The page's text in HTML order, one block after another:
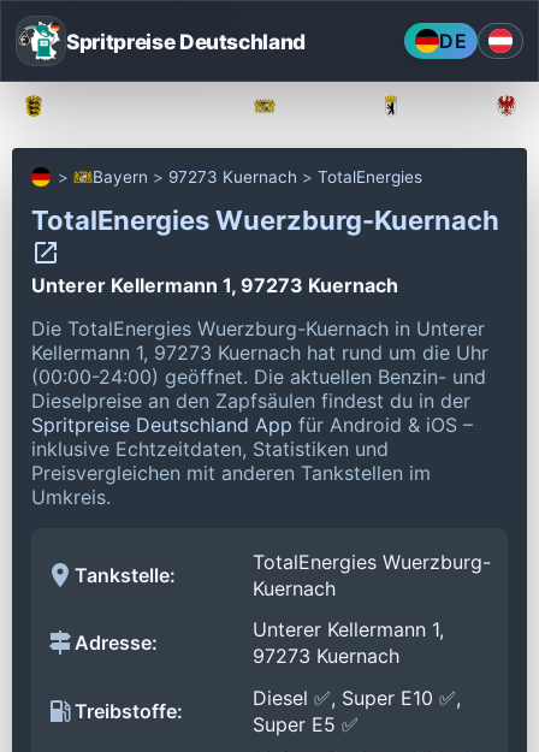
Spritpreise Deutschland DE
Bayern 97273 Kuernach TotalEnergies
TotalEnergies Wuerzburg-Kuernach
Unterer Kellermann 1, 97273 Kuernach
Die TotalEnergies Wuerzburg-Kuernach in Unterer
Kellermann 1, 97273 Kuernach hat rund um die Uhr
(00:00-24:00) geöffnet. Die aktuellen Benzin- und
Dieselpreise an den Zapfsäulen findest du in der
Spritpreise Deutschland App für Android & iOS –
inklusive Echtzeitdaten, Statistiken und
Preisvergleichen mit anderen Tankstellen im
Umkreis.
Tankstelle:
TotalEnergies Wuerzburg-
Kuernach
Adresse:
Unterer Kellermann 1,
97273 Kuernach
Treibstoffe:
Diesel ✅, Super E10 ✅,
Super E5 ✅